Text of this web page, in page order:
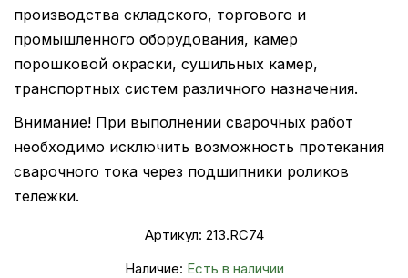
производства складского, торгового и
промышленного оборудования, камер
порошковой окраски, сушильных камер,
транспортных систем различного назначения.
Внимание! При выполнении сварочных работ
необходимо исключить возможность протекания
сварочного тока через подшипники роликов
тележки.
Артикул: 213.RC74
Наличие: Есть в наличии